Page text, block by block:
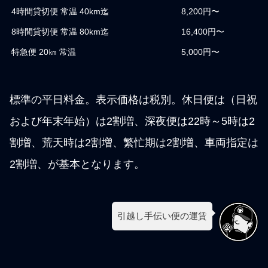
4時間貸切便 常温 40km迄 8,200円〜
8時間貸切便 常温 80km迄 16,400円〜
特急便 20㎞ 常温 5,000円〜
標準の平日料金。表示価格は税別。休日便は（日祝
および年末年始）は2割増、深夜便は22時～5時は2
割増、荒天時は2割増、繁忙期は2割増、車両指定は
2割増、が基本となります。
引越し手伝い便の運賃